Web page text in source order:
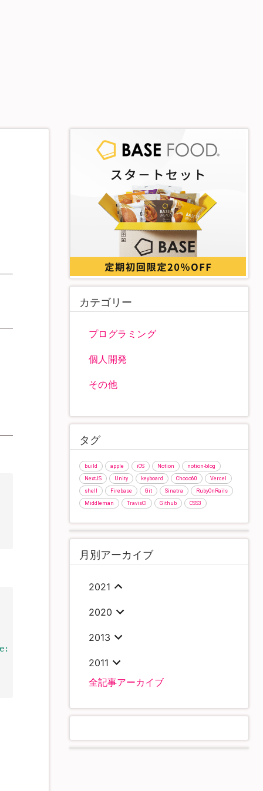
image/jpeg\r\n"
カテゴリー
プログラミング
個人開発
その他
タグ
build apple iOS Notion notion-blog
NextJS Unity keyboard Choco60 Vercel
shell Firebase Git Sinatra RubyOnRails
Middleman TravisCI Github CSS3
月別アーカイブ
2021
2020
2013
2011
全記事アーカイブ